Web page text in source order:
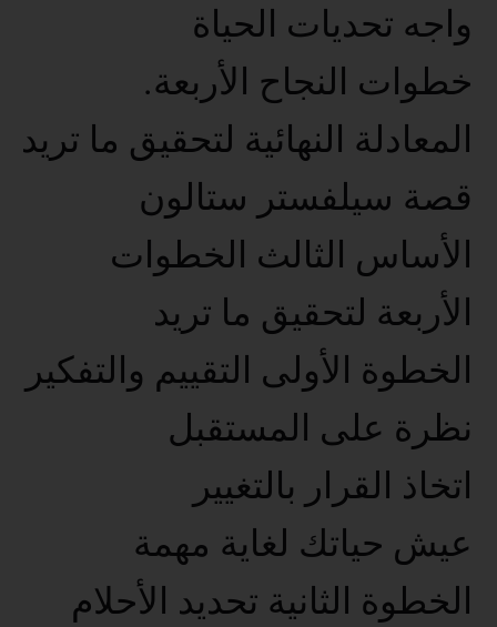
واجه تحديات الحياة
خطوات النجاح الأربعة.
المعادلة النهائية لتحقيق ما تريد
قصة سيلفستر ستالون
الأساس الثالث الخطوات
الأربعة لتحقيق ما تريد
الخطوة الأولى التقييم والتفكير
نظرة على المستقبل
اتخاذ القرار بالتغيير
عيش حياتك لغاية مهمة
الخطوة الثانية تحديد الأحلام